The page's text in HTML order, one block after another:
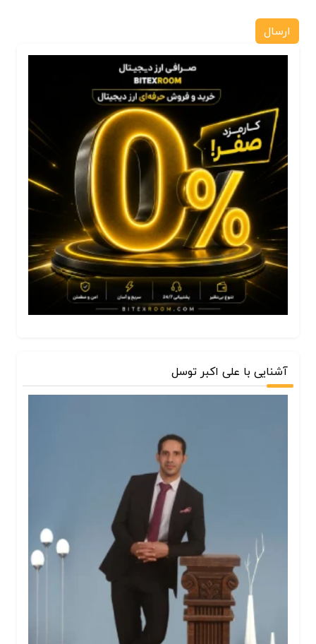
ارسال
آشنایی با علی اکبر توسل